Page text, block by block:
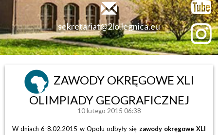
sekretariat@2lo.legnica.eu
ZAWODY OKRĘGOWE XLI
OLIMPIADY GEOGRAFICZNEJ
10 lutego 2015 06:38
W dniach 6-8.02.2015 w Opolu odbyły się zawody okręgowe XLI